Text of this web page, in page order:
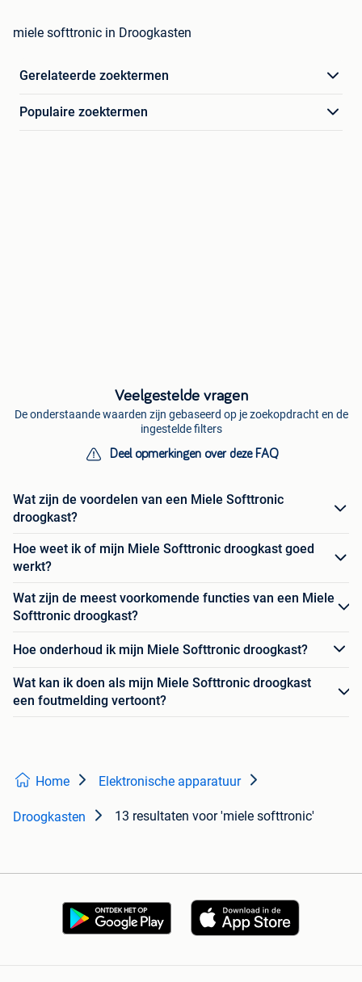
miele softtronic in Droogkasten
Gerelateerde zoektermen
Populaire zoektermen
Veelgestelde vragen
De onderstaande waarden zijn gebaseerd op je zoekopdracht en de
ingestelde filters
Deel opmerkingen over deze FAQ
Wat zijn de voordelen van een Miele Softtronic
droogkast?
Hoe weet ik of mijn Miele Softtronic droogkast goed
werkt?
Wat zijn de meest voorkomende functies van een Miele
Softtronic droogkast?
Hoe onderhoud ik mijn Miele Softtronic droogkast?
Wat kan ik doen als mijn Miele Softtronic droogkast
een foutmelding vertoont?
Home Elektronische apparatuur
Droogkasten 13 resultaten voor 'miele softtronic'